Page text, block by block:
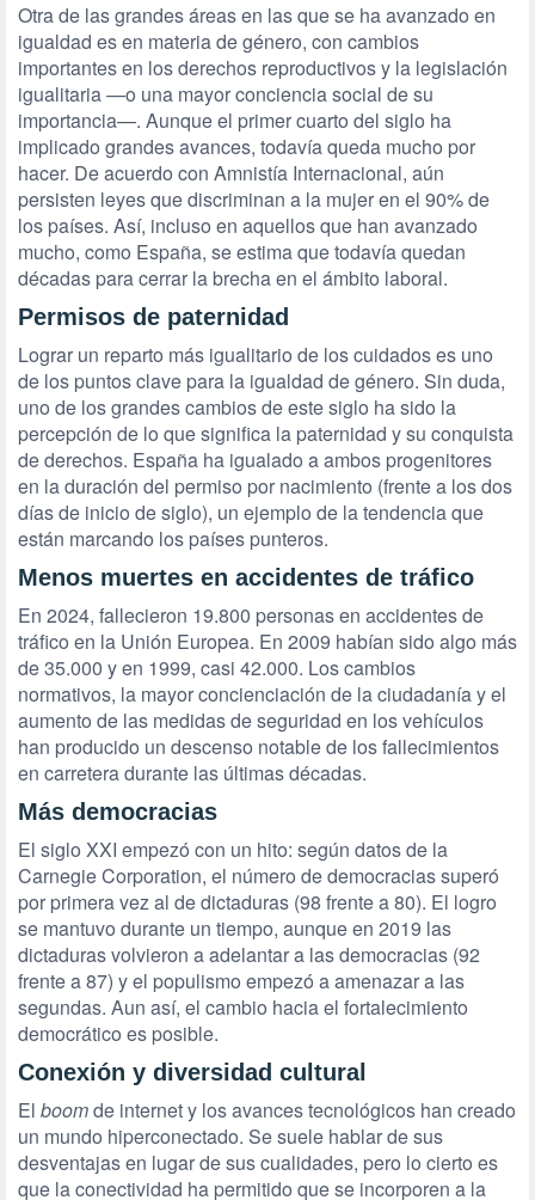
Otra de las grandes áreas en las que se ha avanzado en
igualdad es en materia de género, con cambios
importantes en los derechos reproductivos y la legislación
igualitaria —o una mayor conciencia social de su
importancia—. Aunque el primer cuarto del siglo ha
implicado grandes avances, todavía queda mucho por
hacer. De acuerdo con Amnistía Internacional, aún
persisten leyes que discriminan a la mujer en el 90% de
los países. Así, incluso en aquellos que han avanzado
mucho, como España, se estima que todavía quedan
décadas para cerrar la brecha en el ámbito laboral.
Permisos de paternidad
Lograr un reparto más igualitario de los cuidados es uno
de los puntos clave para la igualdad de género. Sin duda,
uno de los grandes cambios de este siglo ha sido la
percepción de lo que significa la paternidad y su conquista
de derechos. España ha igualado a ambos progenitores
en la duración del permiso por nacimiento (frente a los dos
días de inicio de siglo), un ejemplo de la tendencia que
están marcando los países punteros.
Menos muertes en accidentes de tráfico
En 2024, fallecieron 19.800 personas en accidentes de
tráfico en la Unión Europea. En 2009 habían sido algo más
de 35.000 y en 1999, casi 42.000. Los cambios
normativos, la mayor concienciación de la ciudadanía y el
aumento de las medidas de seguridad en los vehículos
han producido un descenso notable de los fallecimientos
en carretera durante las últimas décadas.
Más democracias
El siglo XXI empezó con un hito: según datos de la
Carnegie Corporation, el número de democracias superó
por primera vez al de dictaduras (98 frente a 80). El logro
se mantuvo durante un tiempo, aunque en 2019 las
dictaduras volvieron a adelantar a las democracias (92
frente a 87) y el populismo empezó a amenazar a las
segundas. Aun así, el cambio hacia el fortalecimiento
democrático es posible.
Conexión y diversidad cultural
El boomde internet y los avances tecnológicos han creado
un mundo hiperconectado. Se suele hablar de sus
desventajas en lugar de sus cualidades, pero lo cierto es
que la conectividad ha permitido que se incorporen a la